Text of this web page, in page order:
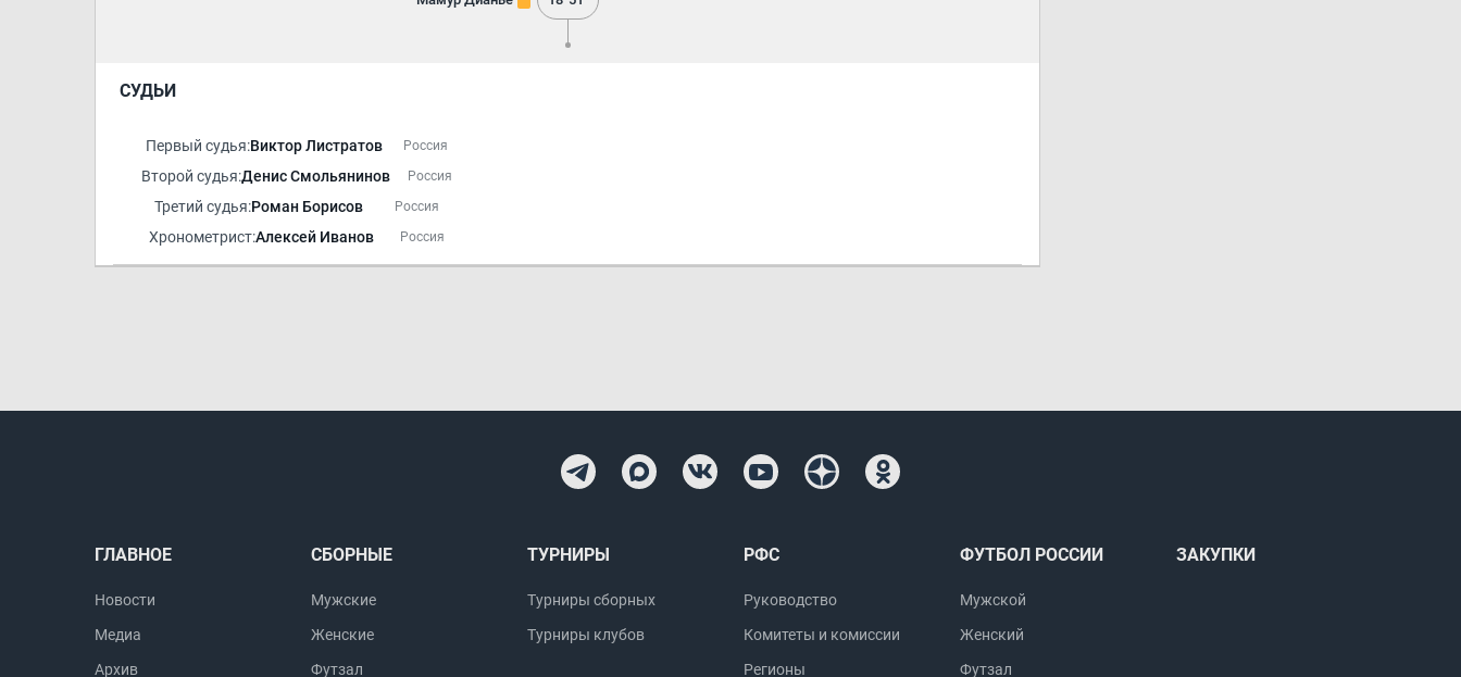
СУДЬИ
Первый судья:Виктор Листратов Россия
Второй судья:Денис Смольянинов Россия
Третий судья:Роман Борисов Россия
Хронометрист:Алексей Иванов Россия
ГЛАВНОЕ
Новости
Медиа
Архив
СБОРНЫЕ
Мужские
Женские
Футзал
ТУРНИРЫ
Турниры сборных
Турниры клубов
РФС
Руководство
Комитеты и комиссии
Регионы
ФУТБОЛ РОССИИ
Мужской
Женский
Футзал
ЗАКУПКИ